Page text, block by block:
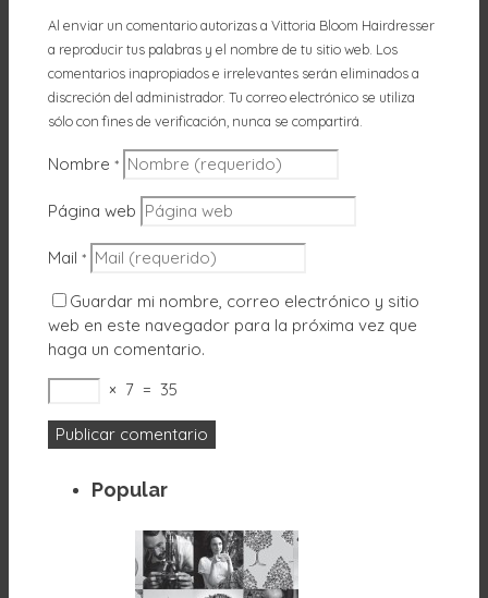
Al enviar un comentario autorizas a Vittoria Bloom Hairdresser
a reproducir tus palabras y el nombre de tu sitio web. Los
comentarios inapropiados e irrelevantes serán eliminados a
discreción del administrador. Tu correo electrónico se utiliza
sólo con fines de verificación, nunca se compartirá.
Nombre *
Página web
Mail *
Guardar mi nombre, correo electrónico y sitio
web en este navegador para la próxima vez que
haga un comentario.
× 7 = 35
Popular